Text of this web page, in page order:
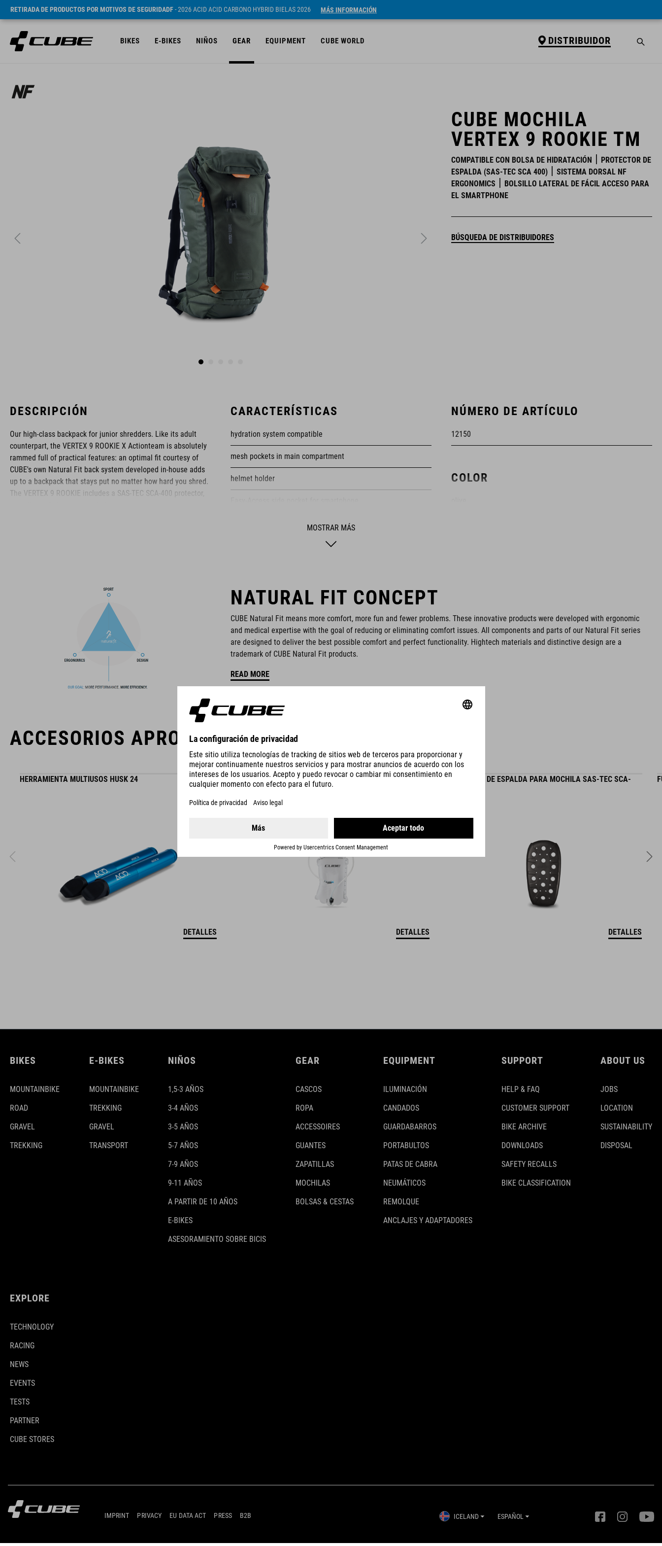
RETIRADA DE PRODUCTOS POR MOTIVOS DE SEGURIDADF- 2026 ACID ACID CARBONO HYBRID BIELAS 2026 MÁS INFORMACIÓN
BIKES E-BIKES NIÑOS GEAR EQUIPMENT CUBE WORLD DISTRIBUIDOR
CUBE MOCHILA
VERTEX 9 ROOKIE TM
COMPATIBLE CON BOLSA DE HIDRATACIÓN
PROTECTOR DE
ESPALDA (SAS-TEC SCA 400)
SISTEMA DORSAL NF
ERGONOMICS
BOLSILLO LATERAL DE FÁCIL ACCESO PARA
EL SMARTPHONE
BÚSQUEDA DE DISTRIBUIDORES
DESCRIPCIÓN
Our high-class backpack for junior shredders. Like its adult
counterpart, the VERTEX 9 ROOKIE X Actionteam is absolutely
rammed full of practical features: an optimal fit courtesy of
CUBE's own Natural Fit back system developed in-house adds
up to a backpack that stays put no matter how hard you shred.
The VERTEX 9 ROOKIE includes a SAS-TEC SCA-400 protector,
La marca CUBE es sinónimo de productos innovadores y de
actuales. Gracias a la estrecha colaboración de los
productos están perfectamente armonizados y ofrecen la
CARACTERÍSTICAS
hydration system compatible
mesh pockets in main compartment
helmet holder
reflective elements
back protector (SAS-Tec)
NÚMERO DE ARTÍCULO
12150
COLOR
650 g
9 litres
MOSTRAR MÁS
NATURAL FIT CONCEPT
CUBE Natural Fit means more comfort, more fun and fewer problems. These innovative products were developed with ergonomic
and medical expertise with the goal of reducing or eliminating comfort issues. All components and parts of our Natural Fit series
are designed to deliver the best possible comfort and perfect functionality. Hightech materials and distinctive design are a
trademark of CUBE Natural Fit products.
READ MORE
ACCESORIOS APROPIADOS
HERRAMIENTA MULTIUSOS HUSK 24
DETALLES
MOCHILA CON BOLSA DE AGUA 2
DETALLES
PROTECTOR DE ESPALDA PARA MOCHILA SAS-TEC SCA-
DETALLES
BIKES
MOUNTAINBIKE
ROAD
GRAVEL
TREKKING
E-BIKES
MOUNTAINBIKE
TREKKING
GRAVEL
TRANSPORT
NIÑOS
1,5-3 AÑOS
3-4 AÑOS
3-5 AÑOS
5-7 AÑOS
7-9 AÑOS
9-11 AÑOS
A PARTIR DE 10 AÑOS
E-BIKES
ASESORAMIENTO SOBRE BICIS
GEAR
CASCOS
ROPA
ACCESSOIRES
GUANTES
ZAPATILLAS
MOCHILAS
BOLSAS & CESTAS
EQUIPMENT
ILUMINACIÓN
CANDADOS
GUARDABARROS
PORTABULTOS
PATAS DE CABRA
NEUMÁTICOS
REMOLQUE
ANCLAJES Y ADAPTADORES
SUPPORT
HELP & FAQ
CUSTOMER SUPPORT
BIKE ARCHIVE
DOWNLOADS
SAFETY RECALLS
BIKE CLASSIFICATION
ABOUT US
JOBS
LOCATION
SUSTAINABILITY
DISPOSAL
EXPLORE
TECHNOLOGY
RACING
NEWS
EVENTS
TESTS
PARTNER
CUBE STORES
IMPRINT PRIVACY EU DATA ACT PRESS B2B ICELAND ESPAÑOL